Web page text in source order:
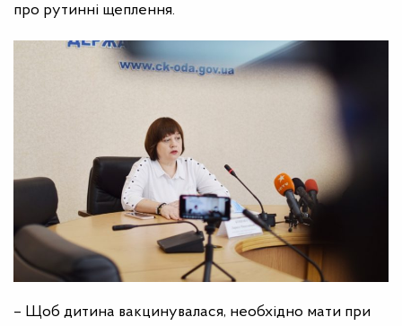
про рутинні щеплення.
– Щоб дитина вакцинувалася, необхідно мати при